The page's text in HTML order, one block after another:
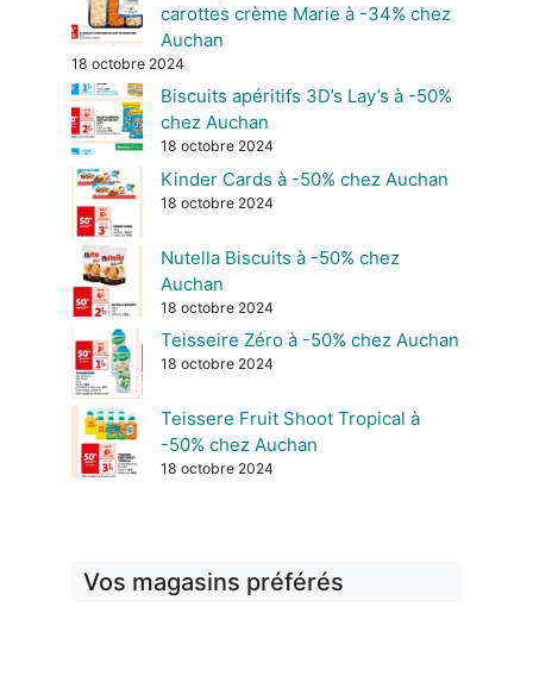
carottes crème Marie à -34% chez
Auchan
18 octobre 2024
Biscuits apéritifs 3D’s Lay’s à -50%
chez Auchan
18 octobre 2024
Kinder Cards à -50% chez Auchan
18 octobre 2024
Nutella Biscuits à -50% chez
Auchan
18 octobre 2024
Teisseire Zéro à -50% chez Auchan
18 octobre 2024
Teissere Fruit Shoot Tropical à
-50% chez Auchan
18 octobre 2024
Vos magasins préférés